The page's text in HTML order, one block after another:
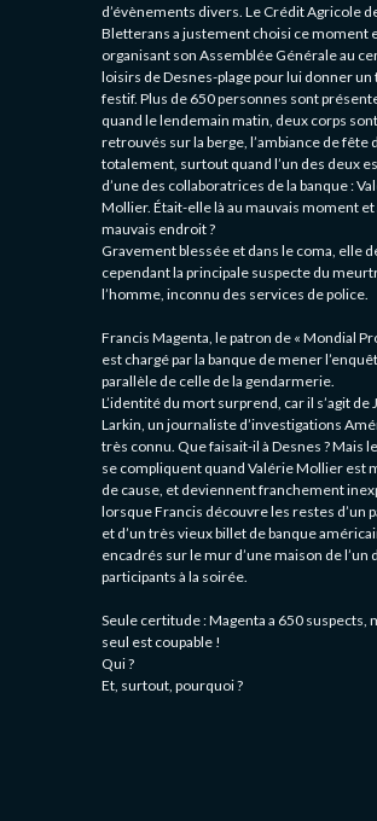
d’évènements divers. Le Crédit Agricole
Bletterans a justement choisi ce moment
organisant son Assemblée Générale au
loisirs de Desnes-plage pour lui donner un
festif. Plus de 650 personnes sont
quand le lendemain matin, deux corps sont
retrouvés sur la berge, l’ambiance de fête
totalement, surtout quand l’un des deux
d’une des collaboratrices de la banque :
Mollier. Était-elle là au mauvais moment et
mauvais endroit ?
Gravement blessée et dans le coma, elle
cependant la principale suspecte du
l’homme, inconnu des services de police.
Francis Magenta, le patron de « Mondial
est chargé par la banque de mener
parallèle de celle de la gendarmerie.
L’identité du mort surprend, car il s’agit de
Larkin, un journaliste d’investigations
très connu. Que faisait-il à Desnes ? Mais
se compliquent quand Valérie Mollier est
de cause, et deviennent franchement
lorsque Francis découvre les restes d’un
et d’un très vieux billet de banque
encadrés sur le mur d’une maison de l’un
participants à la soirée.
Seule certitude : Magenta a 650 suspects,
seul est coupable !
Qui ?
Et, surtout, pourquoi ?